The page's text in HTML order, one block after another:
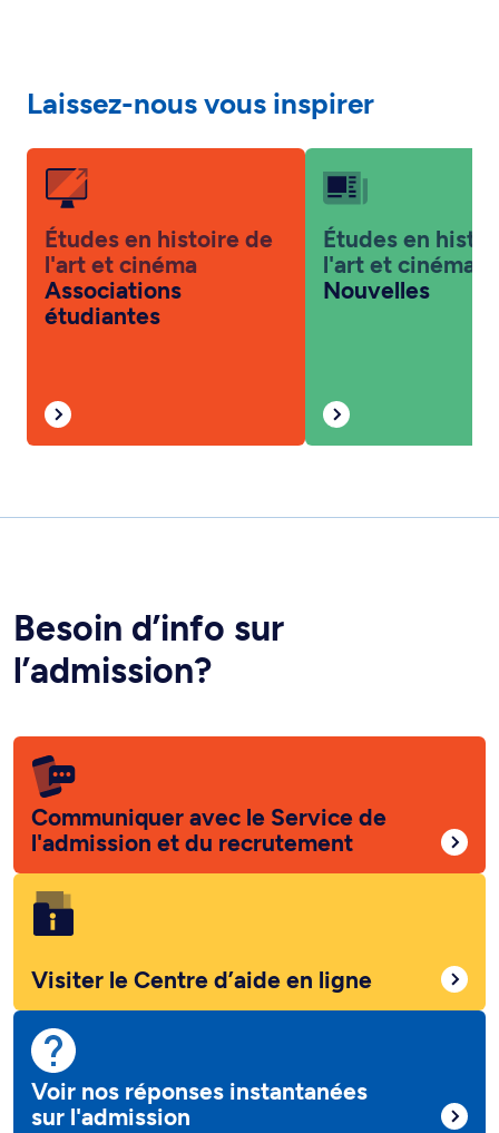
Laissez-nous vous inspirer
Études en histoire de
l'art et cinéma
Associations
étudiantes
Études en
l'art et cinéma
Nouvelles
Besoin d’info sur
l’admission?
Communiquer avec le Service de
l'admission et du recrutement
Visiter le Centre d’aide en ligne
Voir nos réponses instantanées
sur l'admission